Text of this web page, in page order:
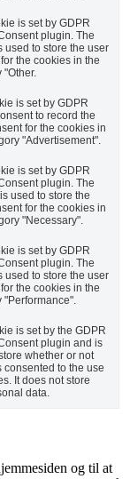
is set by GDPR
plugin. The
used to store the user
the cookies in the
"Other.
is set by GDPR
to record the
for the cookies in
"Advertisement".
is set by GDPR
plugin. The
used to store the
for the cookies in
"Necessary".
is set by GDPR
plugin. The
used to store the user
the cookies in the
"Performance".
is set by the GDPR
plugin and is
whether or not
consented to the use
It does not store
data.
og til at